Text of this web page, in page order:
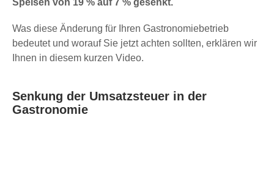
Speisen von 19 % auf 7 % gesenkt.
Was diese Änderung für Ihren Gastronomiebetrieb
bedeutet und worauf Sie jetzt achten sollten, erklären wir
Ihnen in diesem kurzen Video.
Senkung der Umsatzsteuer in der
Gastronomie